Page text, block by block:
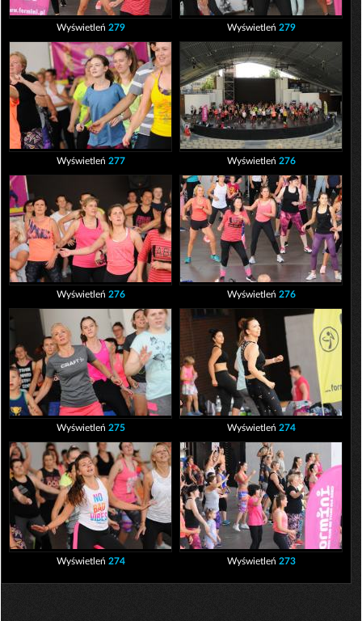
Wyświetleń 279 Wyświetleń 279
Wyświetleń 277 Wyświetleń 276
Wyświetleń 276 Wyświetleń 276
Wyświetleń 275 Wyświetleń 274
Wyświetleń 274 Wyświetleń 273